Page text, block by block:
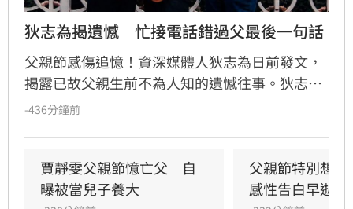
狄志為揭遺憾　忙接電話錯過父最後一句話
父親節感傷追憶！資深媒體人狄志為日前發文，
揭露已故父親生前不為人知的遺憾往事。狄志為
透露，父親一生以海為家，兩人相處時間極少，
在門外落淚。最讓狄志為心碎的是，當年陪病重
父親曬太陽時，自己因忙於接工作電話而忽視了
-436分鐘前
賈靜雯父親節憶亡父　自
曝被當兒子養大
父親節特別想
感性告白早逝父